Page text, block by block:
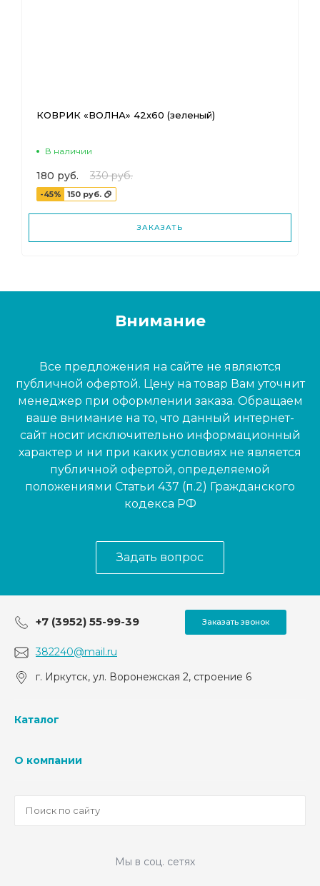
КОВРИК «ВОЛНА» 42х60 (зеленый)
В наличии
180 руб. 330 руб.
-45% 150 руб.
ЗАКАЗАТЬ
Внимание
Все предложения на сайте не являются
публичной офертой. Цену на товар Вам уточнит
менеджер при оформлении заказа. Обращаем
ваше внимание на то, что данный интернет-
сайт носит исключительно информационный
характер и ни при каких условиях не является
публичной офертой, определяемой
положениями Статьи 437 (п.2) Гражданского
кодекса РФ
Задать вопрос
+7 (3952) 55-99-39 Заказать звонок
382240@mail.ru
г. Иркутск, ул. Воронежская 2, строение 6
Каталог
О компании
Мы в соц. сетях